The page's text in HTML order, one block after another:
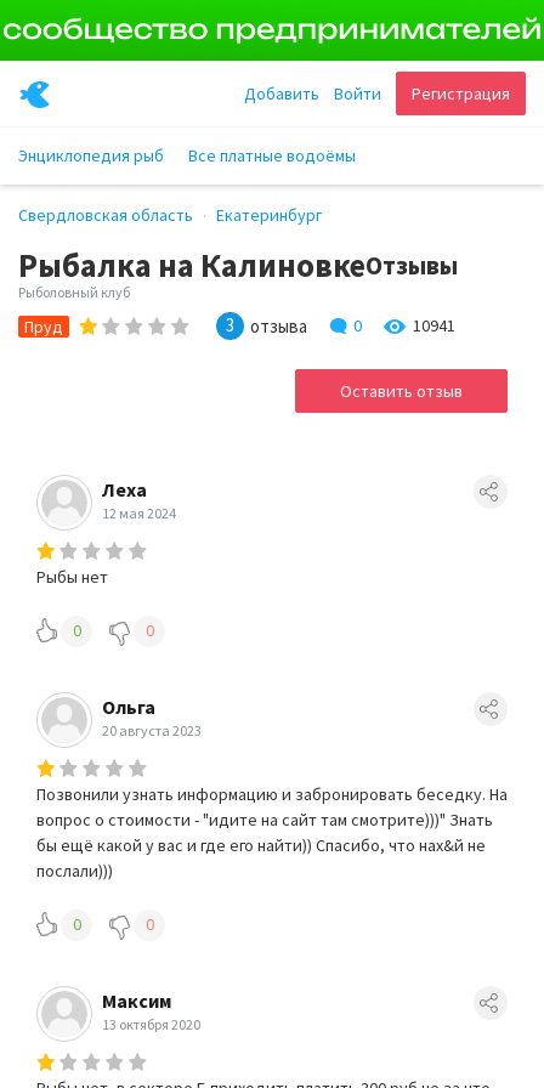
Регистрация
Войти
Добавить
Энциклопедия рыб Все платные водоёмы
Свердловская область Екатеринбург
Рыбалка на КалиновкеОтзывы
Рыболовный клуб
Пруд 3 отзыва 0 10941
Оставить отзыв
Леха
12 мая 2024
Рыбы нет
0 0
Ольга
20 августа 2023
Позвонили узнать информацию и забронировать беседку. На
вопрос о стоимости - "идите на сайт там смотрите)))" Знать
бы ещё какой у вас и где его найти)) Спасибо, что нах&й не
послали)))
0 0
Максим
13 октября 2020